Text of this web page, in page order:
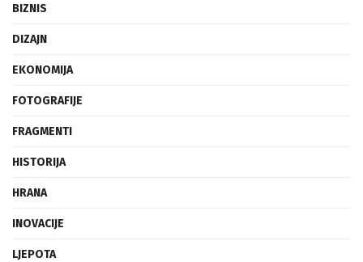
BIZNIS
DIZAJN
EKONOMIJA
FOTOGRAFIJE
FRAGMENTI
HISTORIJA
HRANA
INOVACIJE
LJEPOTA